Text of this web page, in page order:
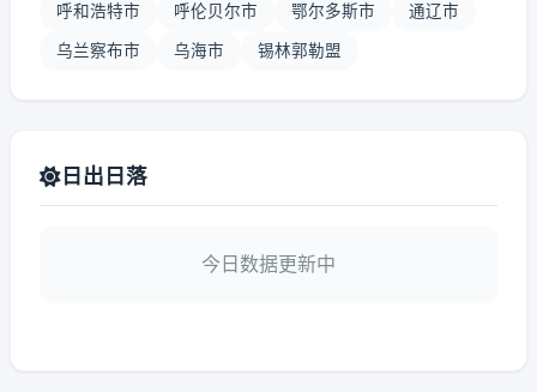
呼和浩特市 呼伦贝尔市 鄂尔多斯市 通辽市
乌兰察布市 乌海市 锡林郭勒盟
日出日落
今日数据更新中